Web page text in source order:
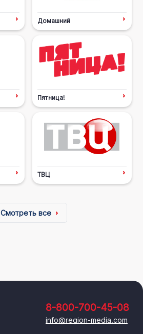
Домашний
Пятница!
ТВЦ
Смотреть все
8-800-700-45-08
info@region-media.com